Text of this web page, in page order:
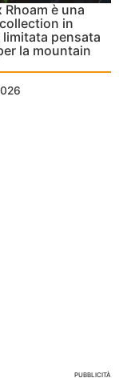
Rhoam è una
in
pensata
la mountain
PUBBLICITÀ